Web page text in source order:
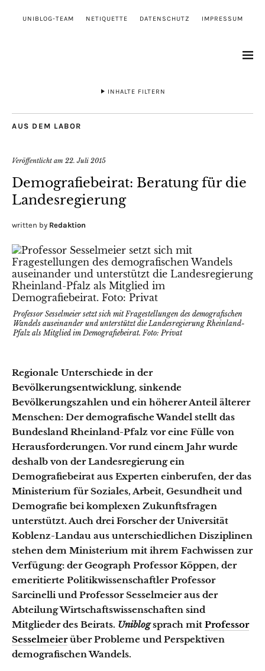
UNIBLOG-TEAM NETIQUETTE DATENSCHUTZ IMPRESSUM
INHALTE FILTERN
AUS DEM LABOR
Veröffentlicht am 22. Juli 2015
Demografiebeirat: Beratung für die
Landesregierung
written by Redaktion
Professor Sesselmeier setzt sich mit Fragestellungen des demografischen
Wandels auseinander und unterstützt die Landesregierung Rheinland-
Pfalz als Mitglied im Demografiebeirat. Foto: Privat
Regionale Unterschiede in der
Bevölkerungsentwicklung, sinkende
Bevölkerungszahlen und ein höherer Anteil älterer
Menschen: Der demografische Wandel stellt das
Bundesland Rheinland-Pfalz vor eine Fülle von
Herausforderungen. Vor rund einem Jahr wurde
deshalb von der Landesregierung ein
Demografiebeirat aus Experten einberufen, der das
Ministerium für Soziales, Arbeit, Gesundheit und
Demografie bei komplexen Zukunftsfragen
unterstützt. Auch drei Forscher der Universität
Koblenz-Landau aus unterschiedlichen Disziplinen
stehen dem Ministerium mit ihrem Fachwissen zur
Verfügung: der Geograph Professor Köppen, der
emeritierte Politikwissenschaftler Professor
Sarcinelli und Professor Sesselmeier aus der
Abteilung Wirtschaftswissenschaften sind
Mitglieder des Beirats. Uniblogsprach mit Professor
Sesselmeierüber Probleme und Perspektiven
demografischen Wandels.